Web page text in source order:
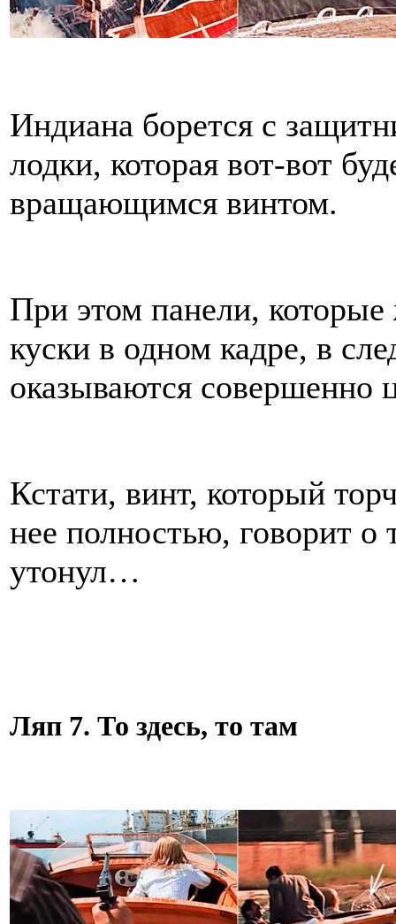
Индиана борется с
лодки, которая вот-вот
вращающимся винтом.
При этом панели,
куски в одном кадре, в
оказываются совершенно
Кстати, винт, который
нее полностью, говорит о
утонул…
Ляп 7. То здесь, то там